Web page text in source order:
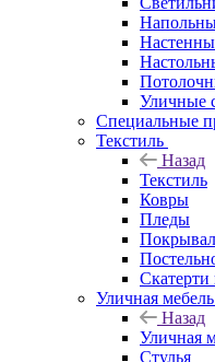
Уличные
Специальные
Текстиль
Назад
Текстиль
Ковры
Пледы
Скатерти
Уличная мебель
Назад
Уличная
Стулья